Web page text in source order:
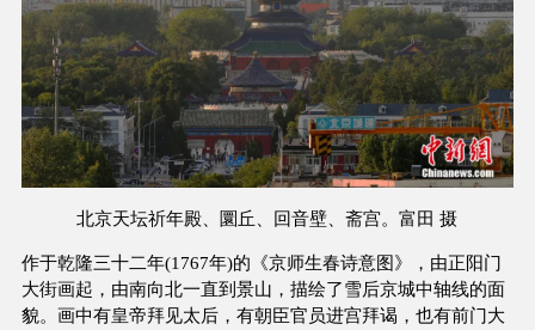
北京天坛祈年殿、圜丘、回音壁、斋宫。富田 摄
作于乾隆三十二年(1767年)的《京师生春诗意图》，由正阳门
大街画起，由南向北一直到景山，描绘了雪后京城中轴线的面
貌。画中有皇帝拜见太后，有朝臣官员进宫拜谒，也有前门大